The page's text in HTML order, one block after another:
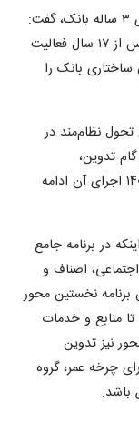
فتحعلی با اشاره به تدوین برنامه جامع راهبردی ۳ ‌ساله بانک، گفت:
این برنامه، نخستین نقشه راه بلندمدت بانک پس از ۱۷ سال فعالیت
ساختاری بانک را
نظام‌مند در
تدوین،
پیاده‌سازی، پایش و نظارت است که تا پایان ۱۴۰۶ اجرای آن ادامه
در برنامه جامع
اصناف و
نخستین محور
منابع و خدمات
نیز تدوین
چرخه عمر، گروه
باشد.